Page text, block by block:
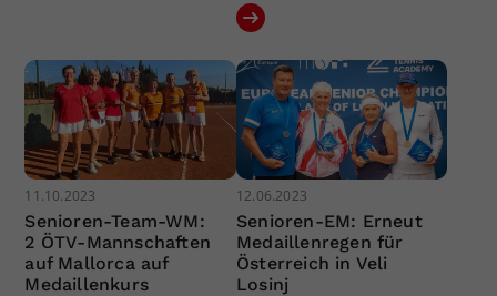
11.10.2023
Senioren-Team-WM:
2 ÖTV-Mannschaften
auf Mallorca auf
Medaillenkurs
12.06.2023
Senioren-EM: Erneut
Medaillenregen für
Österreich in Veli
Losinj